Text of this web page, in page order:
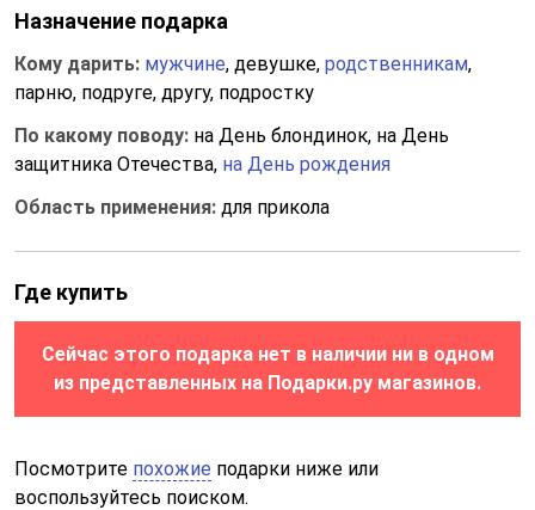
Назначение подарка
Кому дарить: мужчине, девушке, родственникам,
парню, подруге, другу, подростку
По какому поводу: на День блондинок, на День
защитника Отечества, на День рождения
Область применения: для прикола
Где купить
Сейчас этого подарка нет в наличии ни в одном
из представленных на Подарки.ру магазинов.
Посмотрите похожие подарки ниже или
воспользуйтесь поиском.